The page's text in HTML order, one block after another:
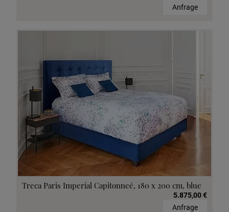
Anfrage
Treca Paris Imperial Capitonneé, 180 x 200 cm, blue
5.875,00 €
Anfrage